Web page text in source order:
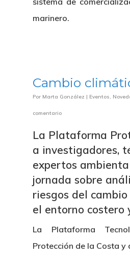
marinero.
Cambio
Por Marta González | Eventos,
comentario
La Plataforma
a investigadores,
expertos
jornada sobre
riesgos del
el entorno costero
La Plataforma
Protección de la Costa y